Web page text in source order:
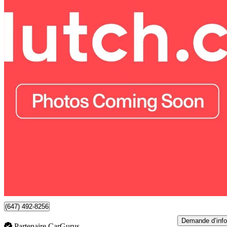
2020 Ford Fusion Hybrid
SE FWD93 545 km
(647) 492-8256
Demande d’info